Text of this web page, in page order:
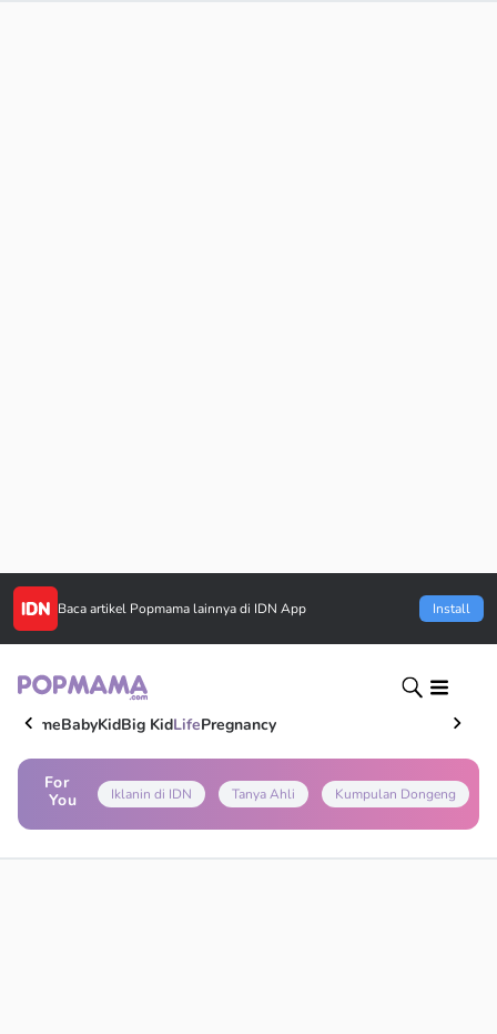
Baca artikel Popmama lainnya di IDN App Install
HomeBabyKidBig KidLifePregnancy
For
You
Iklanin di IDN Tanya Ahli Kumpulan Dongeng